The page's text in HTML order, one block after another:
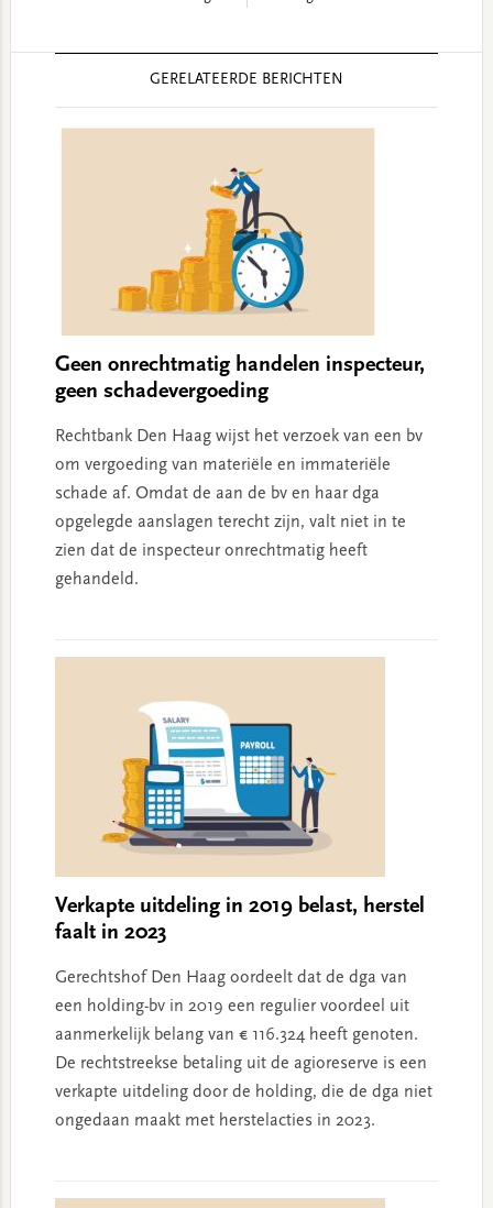
GERELATEERDE BERICHTEN
Geen onrechtmatig handelen inspecteur,
geen schadevergoeding
Rechtbank Den Haag wijst het verzoek van een bv
om vergoeding van materiële en immateriële
schade af. Omdat de aan de bv en haar dga
opgelegde aanslagen terecht zijn, valt niet in te
zien dat de inspecteur onrechtmatig heeft
gehandeld.
Verkapte uitdeling in 2019 belast, herstel
faalt in 2023
Gerechtshof Den Haag oordeelt dat de dga van
een holding-bv in 2019 een regulier voordeel uit
aanmerkelijk belang van € 116.324 heeft genoten.
De rechtstreekse betaling uit de agioreserve is een
verkapte uitdeling door de holding, die de dga niet
ongedaan maakt met herstelacties in 2023.